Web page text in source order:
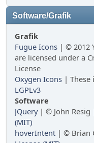
Software/Grafik
Grafik
Fugue Icons | © 2012
are licensed under a
License
Oxygen Icons | These
LGPLv3
Software
JQuery| © John Resig
(MIT)
hoverIntent | © Brian